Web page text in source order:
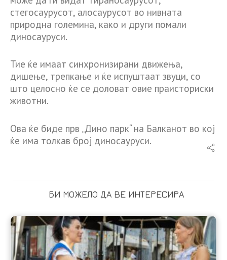
стегосаурусот, алосаурусот во нивната
природна големина, како и други помали
диносауруси.
Тие ќе имаат синхронизирани движења,
дишење, трепкање и ќе испуштаат звуци, со
што целосно ќе се доловат овие праисториски
животни.
Ова ќе биде прв „Дино парк“ на Балканот во кој
ќе има толкав број диносауруси.
БИ МОЖЕЛО ДА ВЕ ИНТЕРЕСИРА